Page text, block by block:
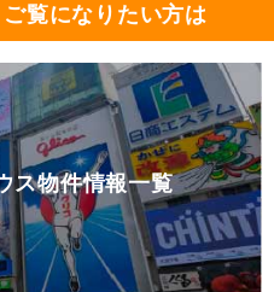
覧になりたい方は
ス物件情報一覧